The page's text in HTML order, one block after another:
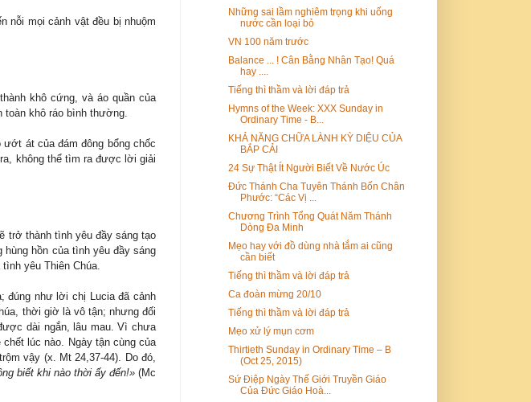
nỗi mọi cảnh vật đều bị nhuộm
khô cứng, và áo quần của
khô ráo bình thường.
át của đám đông bổng chốc
không thể tìm ra được lời giải
trở thành tình yêu đầy sáng tạo
hồn của tình yêu đầy sáng
yêu Thiên Chúa.
đúng như lời chị Lucia đã cảnh
thời giờ là vô tận; nhưng đối
dài ngắn, lâu mau. Vì chưa
lúc nào. Ngày tận cùng của
vậy (x. Mt 24,37-44). Do đó,
biết khi nào thời ấy đến!» (Mc
Những sai lầm nghiêm trọng khi uống
nước cần loại bỏ
VN 100 năm trước
Balance ... ! Cân Bằng Nhân Tạo! Quá
hay ....
Tiếng thì thầm và lời đáp trả
Hymns of the Week: XXX Sunday in
Ordinary Time - B...
KHẢ NĂNG CHỮA LÀNH KỲ DIỆU CỦA
BẮP CẢI
24 Sự Thật Ít Người Biết Về Nước Úc
Đức Thánh Cha Tuyên Thánh Bốn Chân
Phước: “Các Vị ...
Chương Trình Tổng Quát Năm Thánh
Dòng Đa Minh
Mẹo hay với đồ dùng nhà tắm ai cũng
cần biết
Tiếng thì thầm và lời đáp trả
Ca đoàn mừng 20/10
Tiếng thì thầm và lời đáp trả
Mẹo xử lý mụn cơm
Thirtieth Sunday in Ordinary Time – B
(Oct 25, 2015)
Sứ Điệp Ngày Thế Giới Truyền Giáo
Của Đức Giáo Hoà...